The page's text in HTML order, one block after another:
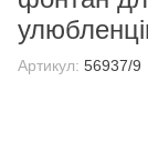
Артикул: 56937/9